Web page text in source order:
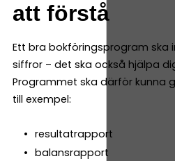
att förstå
Ett bra bokföringsprogram ska
siffror – det ska också hjälpa
Programmet ska därför kunna
till exempel:
resultatrapport
balansrapport